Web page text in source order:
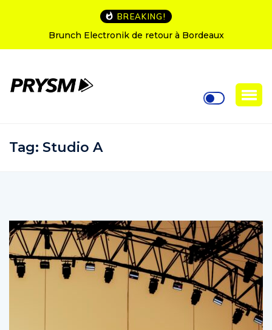
BREAKING!
Brunch Electronik de retour à Bordeaux
Tag: Studio A